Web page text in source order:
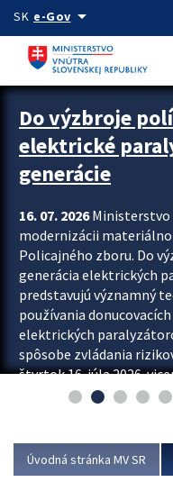
Preskocit na hlavný obsah
SK e-Govarrow_drop_down
Zastavit automatický posun
Do výzbroje
elektrické
generácie
16. 07. 2026Ministerstvo
modernizácii
Policajného zboru. Do
generácia elektrických
predstavujú významný
používania
elektrických
spôsobe zvládania
štvrtok 16. júla 2026
Rastislav Polakovič a
Úvodná stránka MV SR